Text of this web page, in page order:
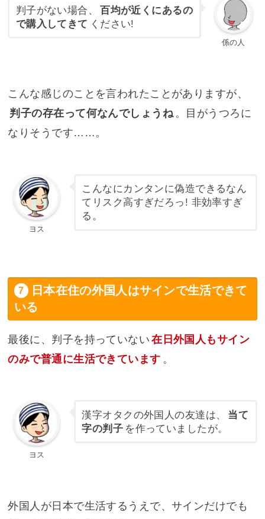
係の人
判子がない場合、
百均が近くにあるの
で購入してきて ください!
こんな感じのことを言われたことがありますが、
判子の存在って何なんでしょうね。目がうつろに
なりそうです……。
ヨス
こんなにカンタンに偽造できるなん
てリスク高すぎだろっ! 非効率すぎ
る。
日本在住の外国人はサインで生活できて
いる
最後に、判子を持っていない 在日外国人もサイン
のみで普通に生活できています 。
ヨス
漢字オタクの外国人の友達は、
当て
字の判子 を作っていましたが。
外国人が日本で生活するうえで、サインだけでも